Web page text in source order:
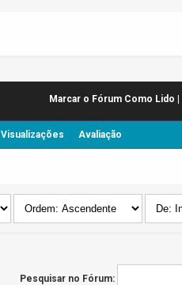
Marcar o Fórum Como Lido
Visualizações Avaliação
Pesquisar no Fórum: